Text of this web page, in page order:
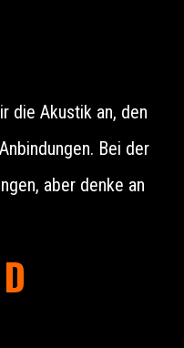
die Akustik an, den
Bei der
aber denke an